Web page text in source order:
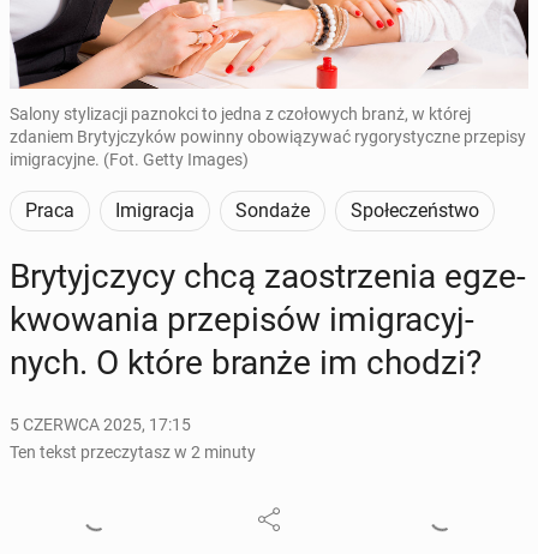
Salony stylizacji paznokci to jedna z czołowych branż, w której
zdaniem Brytyjczyków powinny obowiązywać rygorystyczne przepisy
imigracyjne. (Fot. Getty Images)
Praca Imigracja Sondaże Społeczeństwo
Bry­tyj­czy­cy chcą za­ostrze­nia eg­ze­
kwo­wa­nia prze­pi­sów imi­gra­cyj­
nych. O które branże im chodzi?
5 CZERWCA 2025, 17:15
Ten tekst przeczytasz w 2 minuty